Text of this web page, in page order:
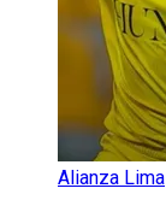
Alianza Lima